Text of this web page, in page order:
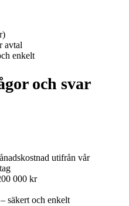
avtal
enkelt
och svar
utifrån vår
000 kr
säkert och enkelt